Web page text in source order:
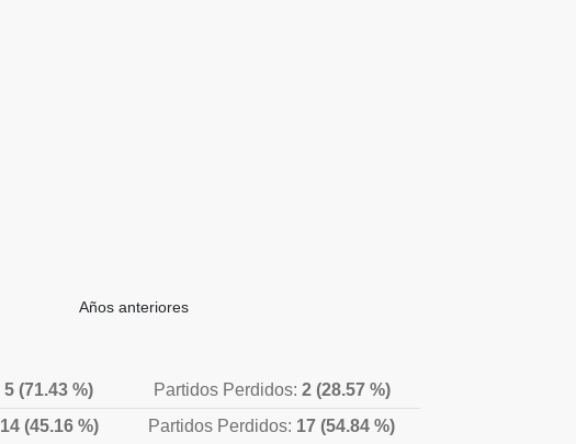
Años anteriores
5 (71.43 %) Partidos Perdidos: 2 (28.57 %)
14 (45.16 %) Partidos Perdidos: 17 (54.84 %)